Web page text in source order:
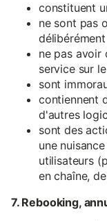
constituent
ne sont pas
ne pas avoir
service sur
sont
contiennent
d'autres
sont des
une
utilisateurs
en chaîne,
7. Rebooking,